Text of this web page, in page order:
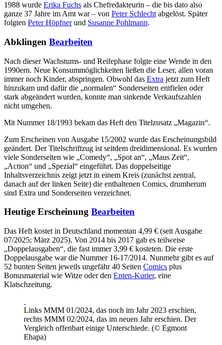
1988 wurde Erika Fuchs als Chefredakteurin – die bis dato also
ganze 37 Jahre im Amt war – von Peter Schlecht abgelöst. Später
folgten Peter Höpfnerund Susanne Pohlmann.
Abklingen Bearbeiten
Nach dieser Wachstums- und Reifephase folgte eine Wende in den
1990ern. Neue Konsummöglichkeiten ließen die Leser, allen voran
immer noch Kinder, abspringen. Obwohl das Extra jetzt zum Heft
hinzukam und dafür die „normalen“ Sonderseiten entfielen oder
stark abgeändert wurden, konnte man sinkende Verkaufszahlen
nicht umgehen.
Mit Nummer 18/1993 bekam das Heft den Titelzusatz „Magazin“.
Zum Erscheinen von Ausgabe 15/2002 wurde das Erscheinungsbild
geändert. Der Titelschriftzug ist seitdem dreidimensional. Es wurden
viele Sonderseiten wie „Comedy“, „Spot an“, „Maus Zeit“,
„Action“ und „Spezial“ eingeführt. Das doppelseitige
Inhaltsverzeichnis zeigt jetzt in einem Kreis (zunächst zentral,
danach auf der linken Seite) die enthaltenen Comics, drumherum
sind Extra und Sonderseiten verzeichnet.
Heutige Erscheinung Bearbeiten
Das Heft kostet in Deutschland momentan 4,99 € (seit Ausgabe
07/2025; März 2025). Von 2014 bis 2017 gab es teilweise
„Doppelausgaben“, die fast immer 3,99 € kosteten. Die erste
Doppelausgabe war die Nummer 16-17/2014. Nunmehr gibt es auf
52 bunten Seiten jeweils ungefähr 40 Seiten Comics plus
Bonusmaterial wie Witze oder den Enten-Kurier, eine
Klatschzeitung.
Links MMM 01/2024, das noch im Jahr 2023 erschien,
rechts MMM 02/2024, das im neuen Jahr erschien. Der
Vergleich offenbart einige Unterschiede. (© Egmont
Ehapa)